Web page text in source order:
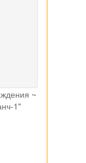
~
1"